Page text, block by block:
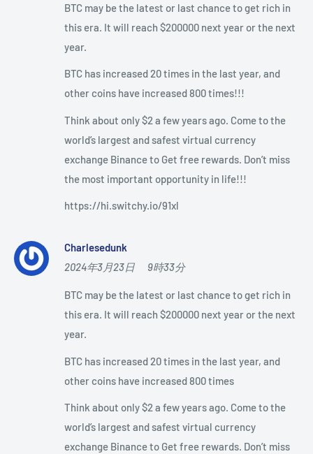
BTC may be the latest or last chance to get rich in
this era. It will reach $200000 next year or the next
year.
BTC has increased 20 times in the last year, and
other coins have increased 800 times!!!
Think about only $2 a few years ago. Come to the
world’s largest and safest virtual currency
exchange Binance to Get free rewards. Don’t miss
the most important opportunity in life!!!
https://hi.switchy.io/91xl
Charlesedunk
2024年3月23日 9時33分
BTC may be the latest or last chance to get rich in
this era. It will reach $200000 next year or the next
year.
BTC has increased 20 times in the last year, and
other coins have increased 800 times
Think about only $2 a few years ago. Come to the
world’s largest and safest virtual currency
exchange Binance to Get free rewards. Don’t miss